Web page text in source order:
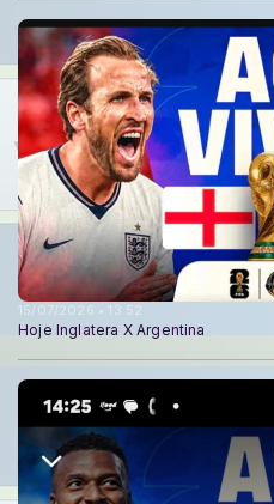
15/07/2026 • 13:52
Hoje Inglatera X Argentina